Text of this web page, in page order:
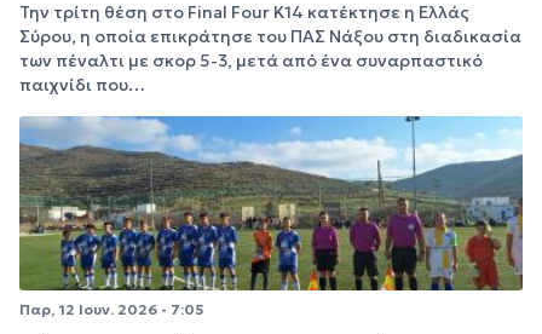
Την τρίτη θέση στο Final Four Κ14 κατέκτησε η Ελλάς
Σύρου, η οποία επικράτησε του ΠΑΣ Νάξου στη διαδικασία
των πέναλτι με σκορ 5-3, μετά από ένα συναρπαστικό
παιχνίδι που…
Παρ, 12 Ιουν. 2026 - 7:05